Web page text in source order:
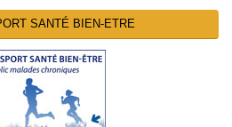
SANTÉ BIEN-ETRE